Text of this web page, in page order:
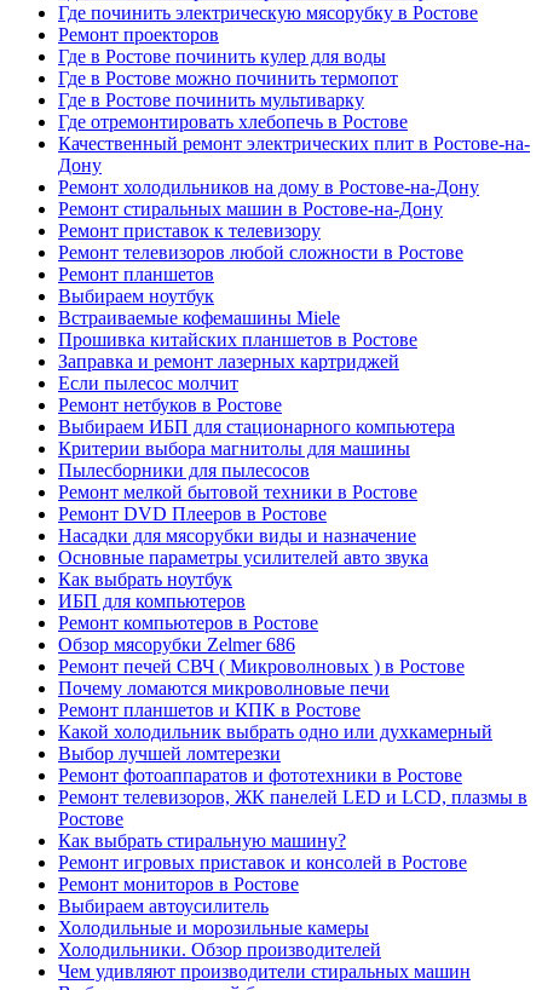
Где починить электрическую мясорубку в Ростове
Ремонт проекторов
Где в Ростове починить кулер для воды
Где в Ростове можно починить термопот
Где в Ростове починить мультиварку
Где отремонтировать хлебопечь в Ростове
Качественный ремонт электрических плит в Ростове-на-
Дону
Ремонт холодильников на дому в Ростове-на-Дону
Ремонт стиральных машин в Ростове-на-Дону
Ремонт приставок к телевизору
Ремонт телевизоров любой сложности в Ростове
Ремонт планшетов
Выбираем ноутбук
Встраиваемые кофемашины Miele
Прошивка китайских планшетов в Ростове
Заправка и ремонт лазерных картриджей
Если пылесос молчит
Ремонт нетбуков в Ростове
Выбираем ИБП для стационарного компьютера
Критерии выбора магнитолы для машины
Пылесборники для пылесосов
Ремонт мелкой бытовой техники в Ростове
Ремонт DVD Плееров в Ростове
Насадки для мясорубки виды и назначение
Основные параметры усилителей авто звука
Как выбрать ноутбук
ИБП для компьютеров
Ремонт компьютеров в Ростове
Обзор мясорубки Zelmer 686
Ремонт печей СВЧ ( Микроволновых ) в Ростове
Почему ломаются микроволновые печи
Ремонт планшетов и КПК в Ростове
Какой холодильник выбрать одно или духкамерный
Выбор лучшей ломтерезки
Ремонт фотоаппаратов и фототехники в Ростове
Ремонт телевизоров, ЖК панелей LED и LCD, плазмы в
Ростове
Как выбрать стиральную машину?
Ремонт игровых приставок и консолей в Ростове
Ремонт мониторов в Ростове
Выбираем автоусилитель
Холодильные и морозильные камеры
Холодильники. Обзор производителей
Чем удивляют производители стиральных машин